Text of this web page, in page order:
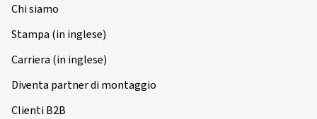
Chi siamo
Stampa (in inglese)
Carriera (in inglese)
Diventa partner di montaggio
Clienti B2B